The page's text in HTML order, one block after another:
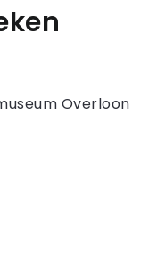
Overloon